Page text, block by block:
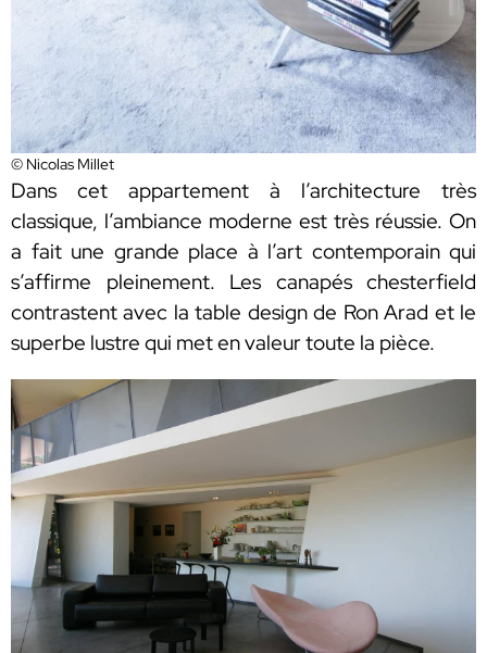
© Nicolas Millet
Dans cet appartement à l’architecture très
classique, l’ambiance moderne est très réussie. On
a fait une grande place à l’art contemporain qui
s’affirme pleinement. Les canapés chesterfield
contrastent avec la table design de Ron Arad et le
superbe lustre qui met en valeur toute la pièce.